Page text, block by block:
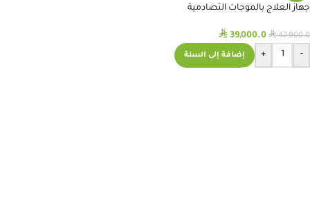
جهاز العلاج بالموجات التصادمية
⃁42,900.0
⃁ 39,000.0
-
+ إضافة إلى السلة